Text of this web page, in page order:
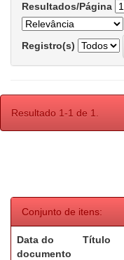
Resultados/Página
Registro(s)
Resultado 1-1 de 1.
Conjunto de itens:
Data do
documento
Título